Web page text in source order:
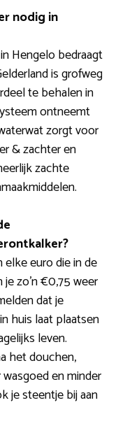
nodig in
Hengelo bedraagt
is grofweg
te behalen in
ontneemt
zorgt voor
& zachter en
zachte
elke euro die in de
zo’n €0,75 weer
dat je
huis laat plaatsen
leven.
het douchen,
en minder
je steentje bij aan